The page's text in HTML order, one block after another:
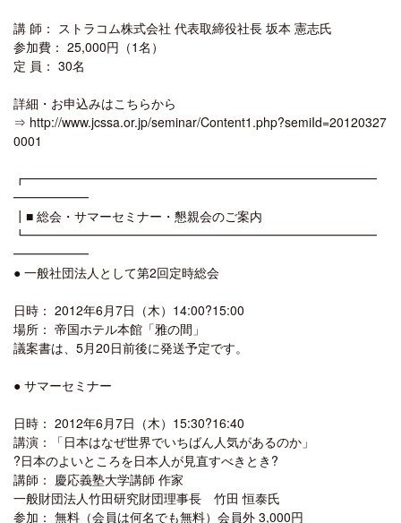
講 師： ストラコム株式会社 代表取締役社長 坂本 憲志氏
参加費： 25,000円（1名）
定 員： 30名
詳細・お申込みはこちらから
⇒ http://www.jcssa.or.jp/seminar/Content1.php?semiId=20120327
0001
┏━━━━━━━━━━━━━━━━━━━━━━━━━━━━
━━━━━━
┃■ 総会・サマーセミナー・懇親会のご案内
┗━━━━━━━━━━━━━━━━━━━━━━━━━━━━
━━━━━━
● 一般社団法人として第2回定時総会
日時： 2012年6月7日（木）14:00?15:00
場所： 帝国ホテル本館「雅の間」
議案書は、5月20日前後に発送予定です。
● サマーセミナー
日時： 2012年6月7日（木）15:30?16:40
講演：「日本はなぜ世界でいちばん人気があるのか」
?日本のよいところを日本人が見直すべきとき?
講師： 慶応義塾大学講師 作家
一般財団法人竹田研究財団理事長 竹田 恒泰氏
参加： 無料（会員は何名でも無料）会員外 3,000円